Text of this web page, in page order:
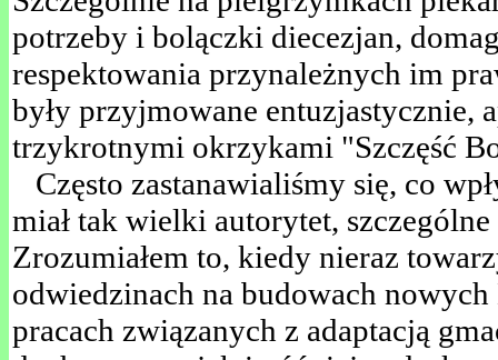
potrzeby i bolączki diecezjan,
respektowania przynależnych im
były przyjmowane entuzjastycznie,
trzykrotnymi okrzykami "Szczęść
Często zastanawialiśmy się, co
miał tak wielki autorytet,
Zrozumiałem to, kiedy nieraz
odwiedzinach na budowach nowych
pracach związanych z adaptacją